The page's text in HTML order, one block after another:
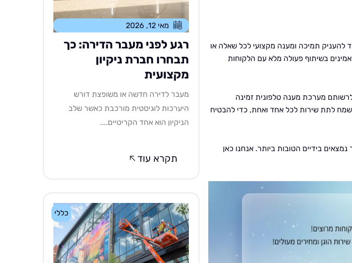
להעניק תמיכה ומענה מקצועי לכל שאלה או
בשיתוף פעולה מלא עם הלקוחות
מערכת מענה טלפונית זמינה
לתת שירות לכל אחד ואחת, כדי להבטיח
בידיים הטובות ביותר. אנחנו כאן
מאי 12, 2026
רגע לפני מעבר הדירה: כך
תבחרו חברת ניקיון
מקצועית
מעבר לדירה חדשה או משופצת דורש
היערכות לוגיסטית מורכבת כאשר שלב
הניקיון הוא אחד הקריטיים....
תקרא עוד
כללי